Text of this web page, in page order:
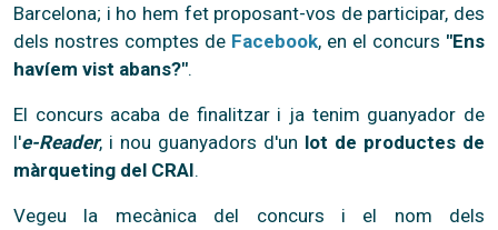
Barcelona; i ho hem fet proposant-vos de participar, des
dels nostres comptes de Facebook, en el concurs "Ens
havíem vist abans?".
El concurs acaba de finalitzar i ja tenim guanyador de
l'e-Reader, i nou guanyadors d'un lot de productes de
màrqueting del CRAI.
Vegeu la mecànica del concurs i el nom dels